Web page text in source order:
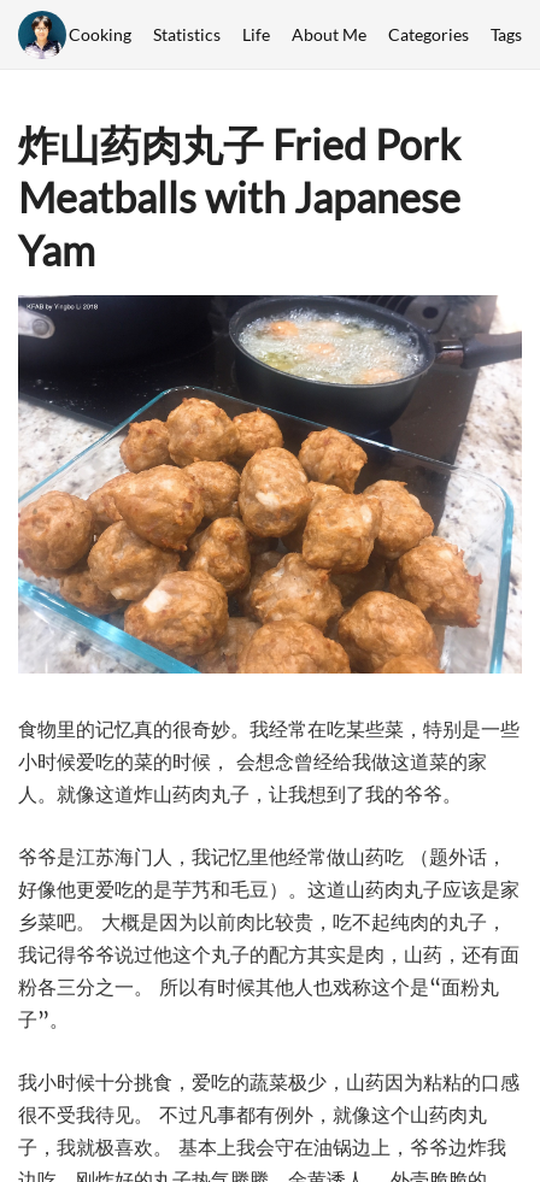
Cooking Statistics Life About Me Categories Tags
炸山药肉丸子 Fried Pork
Meatballs with Japanese
Yam
食物里的记忆真的很奇妙。我经常在吃某些菜，特别是一些
小时候爱吃的菜的时候， 会想念曾经给我做这道菜的家
人。就像这道炸山药肉丸子，让我想到了我的爷爷。
爷爷是江苏海门人，我记忆里他经常做山药吃 （题外话，
好像他更爱吃的是芋艿和毛豆）。这道山药肉丸子应该是家
乡菜吧。 大概是因为以前肉比较贵，吃不起纯肉的丸子，
我记得爷爷说过他这个丸子的配方其实是肉，山药，还有面
粉各三分之一。 所以有时候其他人也戏称这个是“面粉丸
子”。
我小时候十分挑食，爱吃的蔬菜极少，山药因为粘粘的口感
很不受我待见。 不过凡事都有例外，就像这个山药肉丸
子，我就极喜欢。 基本上我会守在油锅边上，爷爷边炸我